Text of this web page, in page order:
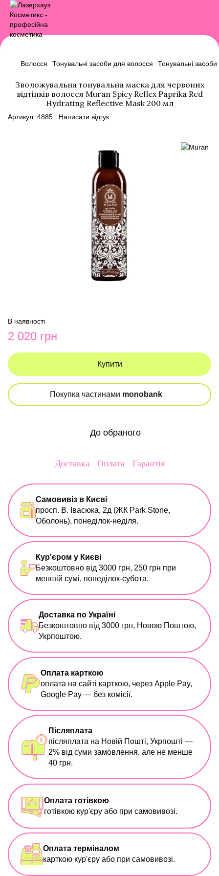
Волосся Тонувальні засоби для волосся Тонувальні
Зволожувальна тонувальна маска для червоних
відтінків волосся Muran Spicy Reflex Paprika Red
Hydrating Reflective Mask 200 мл
Артикул: 4885 Написати відгук
В наявності
2 020 грн
Купити
Покупка частинами monobank
До обраного
Доставка Оплата Гарантія
Самовивіз в Києві
просп. В. Івасюка, 2д (ЖК Park Stone,
Оболонь), понеділок-неділя.
Кур'єром у Києві
Безкоштовно від 3000 грн, 250 грн при
меншій сумі, понеділок-субота.
Доставка по Україні
Безкоштовно від 3000 грн, Новою Поштою,
Укрпоштою.
Оплата карткою
оплата на сайті карткою, через Apple Pay,
Google Pay — без комісії.
Післяплата
післяплата на Новій Пошті, Укрпошті —
2% від суми замовлення, але не менше
40 грн.
Оплата готівкою
готівкою кур'єру або при самовивозі.
Оплата терміналом
карткою кур'єру або при самовивозі.